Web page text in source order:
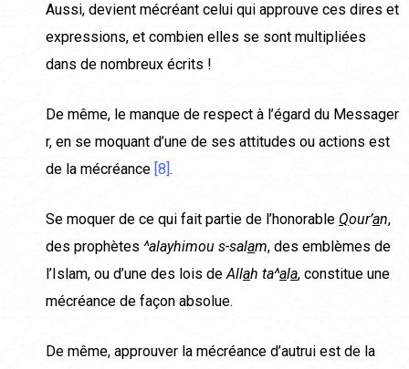
Aussi, devient mécréant celui qui approuve ces dires et
expressions, et combien elles se sont multipliées
dans de nombreux écrits !
De même, le manque de respect à l’égard du Messager
r, en se moquant d’une de ses attitudes ou actions est
de la mécréance [8].
Se moquer de ce qui fait partie de l’honorable Qour’an,
des prophètes ^alayhimou s-salam, des emblèmes de
l’Islam, ou d’une des lois deAllah ta^ala, constitue une
mécréance de façon absolue.
De même, approuver la mécréance d’autrui est de la